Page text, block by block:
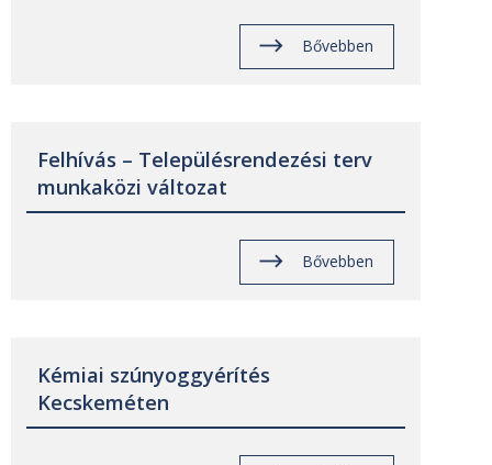
Bővebben
Felhívás – Településrendezési terv
munkaközi változat
Bővebben
Kémiai szúnyoggyérítés
Kecskeméten